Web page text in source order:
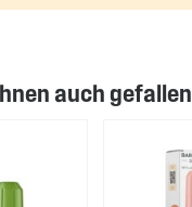
auch gefallen